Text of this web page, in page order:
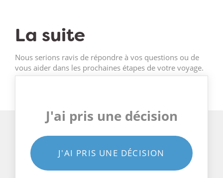
La suite
Nous serions ravis de répondre à vos questions ou de
vous aider dans les prochaines étapes de votre voyage.
J'ai pris une décision
J'AI PRIS UNE DÉCISION